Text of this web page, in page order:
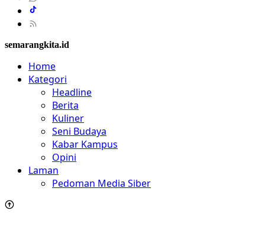
semarangkita.id
Home
Kategori
Headline
Berita
Kuliner
Seni Budaya
Kabar Kampus
Opini
Laman
Pedoman Media Siber